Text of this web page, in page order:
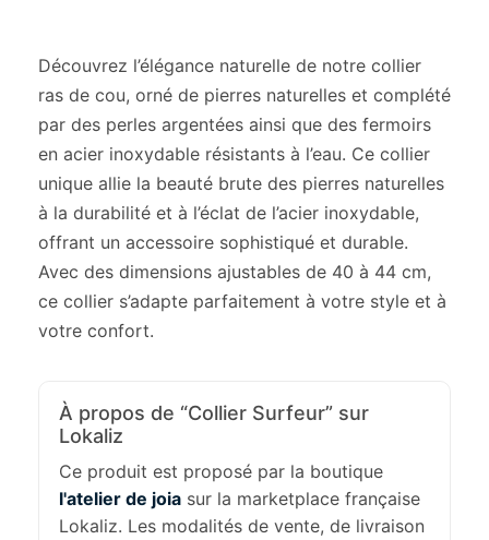
Découvrez l’élégance naturelle de notre collier
ras de cou, orné de pierres naturelles et complété
par des perles argentées ainsi que des fermoirs
en acier inoxydable résistants à l’eau. Ce collier
unique allie la beauté brute des pierres naturelles
à la durabilité et à l’éclat de l’acier inoxydable,
offrant un accessoire sophistiqué et durable.
Avec des dimensions ajustables de 40 à 44 cm,
ce collier s’adapte parfaitement à votre style et à
votre confort.
À propos de “Collier Surfeur” sur
Lokaliz
Ce produit est proposé par la boutique
l'atelier de joia sur la marketplace française
Lokaliz. Les modalités de vente, de livraison